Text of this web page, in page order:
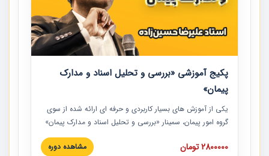
پکیج آموزشی «بررسی و تحلیل اسناد و مدارک
پیمان»
یکی از آموزش‏‏‏‏‏‏ های بسیار کاربردی و حرفه‏ ای ارائه شده از سوی
گروه امور پیمان، سمینار «بررسی و تحلیل اسناد و مدارک پیمان»
است که در دانشگاه صنعتی شریف ارائه شد. در این آموزش
نکات کلیدی مربوط به اسناد و مدارک پیمان، اولویت بندی اسناد
2800000 تومان مشاهده دوره